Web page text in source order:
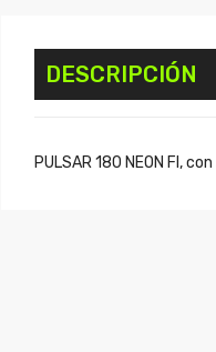
DESCRIPCIÓN
PULSAR 180 NEON FI,